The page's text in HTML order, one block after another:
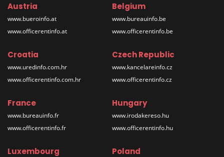
Austria
www.bueroinfo.at
www.officerentinfo.at
Belgium
www.bureauinfo.be
www.officerentinfo.be
Croatia
www.uredinfo.com.hr
www.officerentinfo.com.hr
Czech Republic
www.kancelareinfo.cz
www.officerentinfo.cz
France
www.bureauinfo.fr
www.officerentinfo.fr
Hungary
www.irodakereso.hu
www.officerentinfo.hu
Luxembourg Poland